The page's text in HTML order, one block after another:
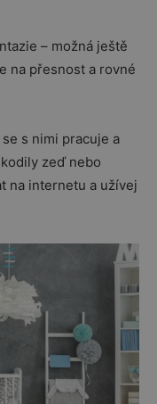
– možná ještě
na přesnost a rovné
s nimi pracuje a
zeď nebo
na internetu a užívej